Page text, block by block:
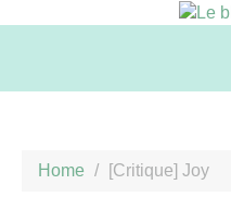
Home / [Critique] Joy